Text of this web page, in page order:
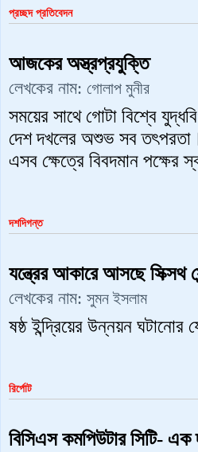
প্রচ্ছদ প্রতিবেদন
আজকের অস্ত্রপ্রযুক্তি
লেখকের নাম: গোলাপ মুনীর
সময়ের সাথে গোটা বিশ্বে
দেশ দখলের অশুভ সব
এসব ক্ষেত্রে বিবদমান পক্ষের
দশদিগন্ত
যন্ত্রের আকারে আসছে সিক্সথ
লেখকের নাম: সুমন ‍ইসলাম
ষষ্ঠ ইন্দ্রিয়ের উন্নয়ন
রির্পোট
বিসিএস কমপিউটার সিটি- ‍এক